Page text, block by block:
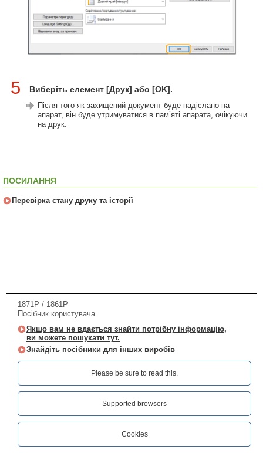
5 Виберіть елемент [Друк] або [OK].
Після того як захищений документ буде надіслано на
апарат, він буде утримуватися в пам’яті апарата, очікуючи
на друк.
ПОСИЛАННЯ
Перевірка стану друку та історії
1871P / 1861P
Посібник користувача
Якщо вам не вдається знайти потрібну інформацію,
ви можете пошукати тут.
Знайдіть посібники для інших виробів
Please be sure to read this.‎
Supported browsers
Cookies